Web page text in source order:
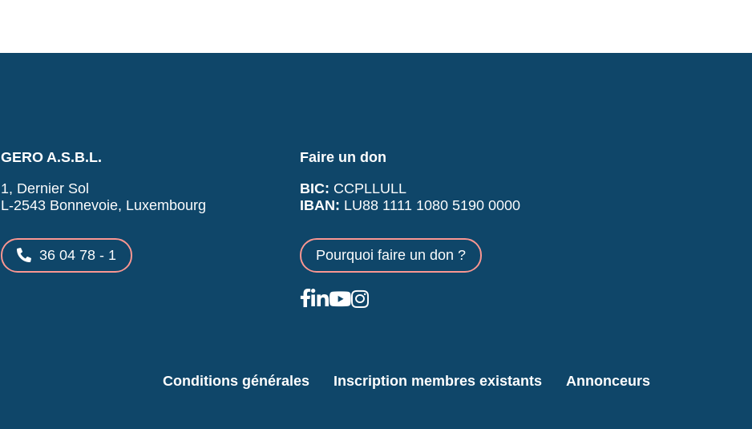
GERO A.S.B.L.
1, Dernier Sol
L-2543 Bonnevoie, Luxembourg
36 04 78 - 1
Faire un don
BIC: CCPLLULL
IBAN: LU88 1111 1080 5190 0000
Pourquoi faire un don ?
Conditions générales Inscription membres existants Annonceurs